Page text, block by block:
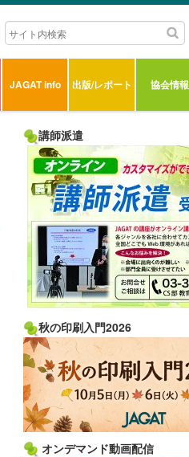
JAGAT info 出版/レポート 協会情報
講師派遣
秋の印刷入門2026
オンデマンド動画配信